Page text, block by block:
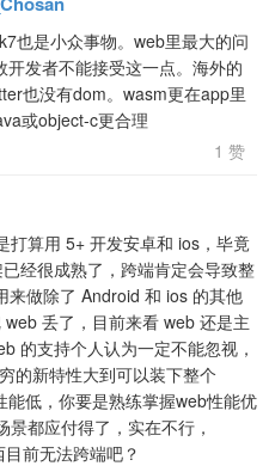
也是小众事物。web里最大的问
发者不能接受这一点。海外的
也没有dom。wasm更在app里
或object-c更合理
1 赞
打算用 5+ 开发安卓和 ios，毕竟
经很成熟了，跨端肯定会导致整
做除了 Android 和 ios 的其他
丢了，目前来看 web 还是主
的支持个人认为一定不能忽视，
的新特性大到可以装下整个
低，你要是熟练掌握web性能优
都应付得了，实在不行，
前无法跨端吧？